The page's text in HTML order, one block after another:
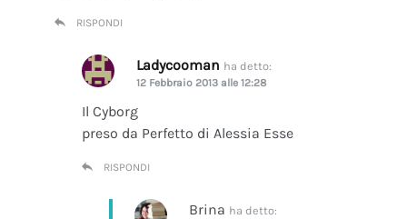
RISPONDI
Ladycooman ha detto:
12 Febbraio 2013 alle 12:28
Il Cyborg
preso da Perfetto di Alessia Esse
RISPONDI
Brina ha detto: